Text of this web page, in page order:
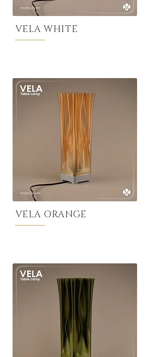
VELA WHITE
VELA ORANGE